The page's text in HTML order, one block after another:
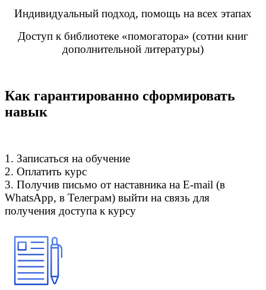
Индивидуальный подход, помощь на всех этапах
Доступ к библиотеке «помогатора» (сотни книг
дополнительной литературы)
Как гарантированно сформировать
навык
1. Записаться на обучение
2. Оплатить курс
3. Получив письмо от наставника на E-mail (в
WhatsApp, в Телеграм) выйти на связь для
получения доступа к курсу